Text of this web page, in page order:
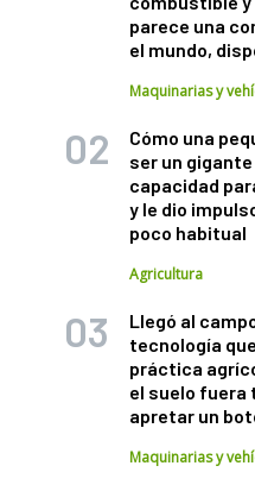
parece una
el mundo,
Maquinarias y
Cómo una
ser un
capacidad
y le dio
poco habitual
Agricultura
Llegó al
tecnología
práctica
el suelo fuera
apretar un
Maquinarias y